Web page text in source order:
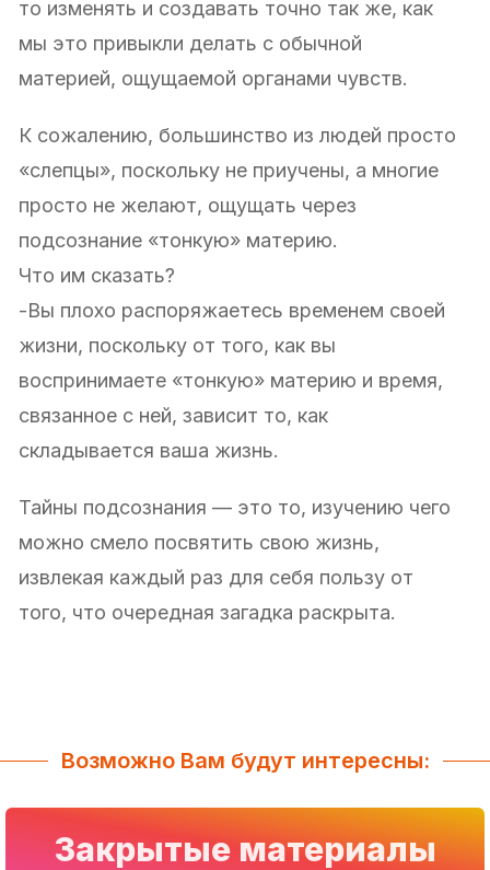
то изменять и создавать точно так же, как
мы это привыкли делать с обычной
материей, ощущаемой органами чувств.
К сожалению, большинство из людей просто
«слепцы», поскольку не приучены, а многие
просто не желают, ощущать через
подсознание «тонкую» материю.
Что им сказать?
-Вы плохо распоряжаетесь временем своей
жизни, поскольку от того, как вы
воспринимаете «тонкую» материю и время,
связанное с ней, зависит то, как
складывается ваша жизнь.
Тайны подсознания — это то, изучению чего
можно смело посвятить свою жизнь,
извлекая каждый раз для себя пользу от
того, что очередная загадка раскрыта.
Возможно Вам будут интересны:
Закрытые материалы